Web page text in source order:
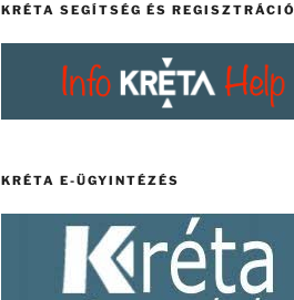
KRÉTA SEGÍTSÉG ÉS REGISZTRÁCIÓ
KRÉTA E-ÜGYINTÉZÉS